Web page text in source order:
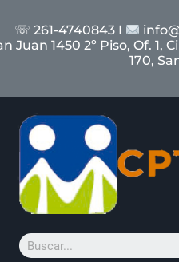
☏ 261-4740843 I
Juan 1450 2º Piso, Of. 1,
170,